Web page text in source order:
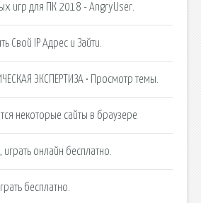
игр для ПК 2018 - AngryUser.
Свой IP Адрес и Зайти.
ЭКСПЕРТИЗА • Просмотр темы.
некоторые сайты в браузере
онлайн бесплатно.
бесплатно.